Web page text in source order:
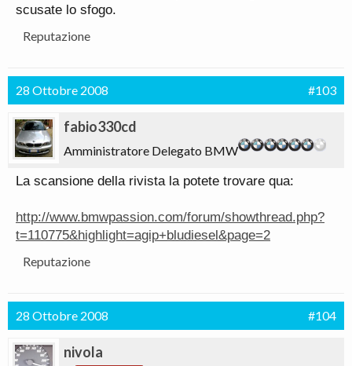
scusate lo sfogo.
Reputazione
28 Ottobre 2008 #103
fabio330cd
Amministratore Delegato BMW
La scansione della rivista la potete trovare qua:
http://www.bmwpassion.com/forum/showthread.php?
t=110775&highlight=agip+bludiesel&page=2
Reputazione
28 Ottobre 2008 #104
nivola